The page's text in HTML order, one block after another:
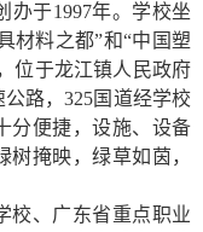
办于1997年。学校坐
材料之都”和“中国塑
位于龙江镇人民政府
路，325国道经学校
分便捷，设施、设备
掩映，绿草如茵，
校、广东省重点职业